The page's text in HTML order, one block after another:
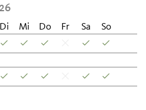
Di Mi Do Fr Sa
So